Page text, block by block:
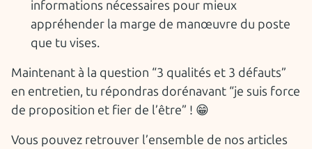
informations nécessaires pour mieux
appréhender la marge de manœuvre du poste
que tu vises.
Maintenant à la question “3 qualités et 3 défauts”
en entretien, tu répondras dorénavant “je suis force
de proposition et fier de l’être” ! 😁
Vous pouvez retrouver l’ensemble de nos articles